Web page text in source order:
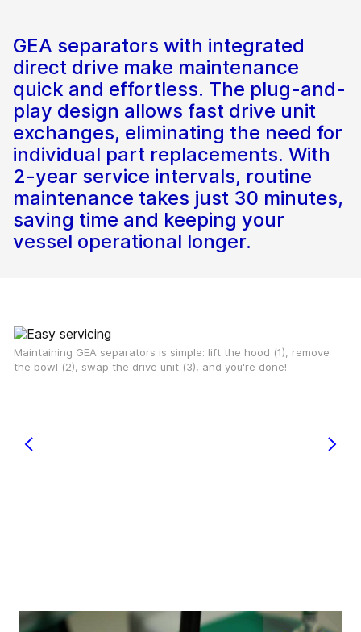
GEA separators with integrated
direct drive make maintenance
quick and effortless. The plug-and-
play design allows fast drive unit
exchanges, eliminating the need for
individual part replacements. With
2-year service intervals, routine
maintenance takes just 30 minutes,
saving time and keeping your
vessel operational longer.
Maintaining GEA separators is simple: lift the hood (1), remove
the bowl (2), swap the drive unit (3), and you're done!